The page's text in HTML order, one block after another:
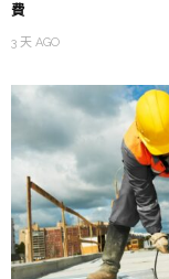
費
3 天 AGO